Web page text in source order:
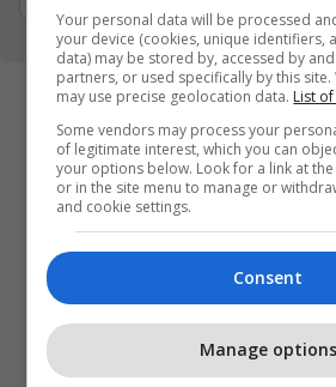
Your personal data will be processed
your device (cookies, unique identifiers,
data) may be stored by, accessed by
partners, or used specifically by this
may use precise geolocation data. List
Some vendors may process your
of legitimate interest, which you can
your options below. Look for a link at
or in the site menu to manage or
and cookie settings.
Consent
Manage options